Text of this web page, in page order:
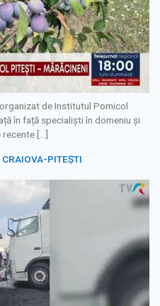
de Institutul Pomicol
în față specialiști în domeniu și
[…]
CRAIOVA-PITEȘTI